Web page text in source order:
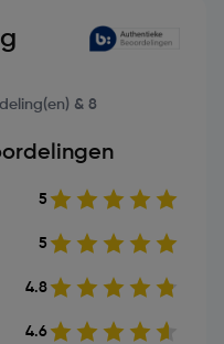
& 8
5
5
4.8
4.6